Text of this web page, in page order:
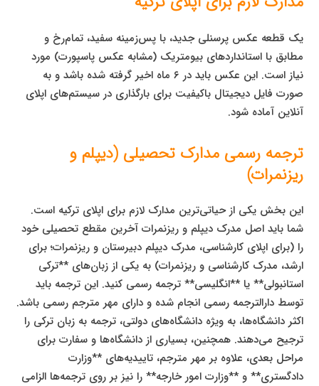
یک قطعه عکس پرسنلی جدید، با پس‌زمینه سفید، تمام‌رخ و
مطابق با استانداردهای بیومتریک (مشابه عکس پاسپورت) مورد
نیاز است. این عکس باید در ۶ ماه اخیر گرفته شده باشد و به
صورت فایل دیجیتال باکیفیت برای بارگذاری در سیستم‌های اپلای
آنلاین آماده شود.
ترجمه رسمی مدارک تحصیلی (دیپلم و
ریزنمرات)
این بخش یکی از حیاتی‌ترین مدارک لازم برای اپلای ترکیه است.
شما باید اصل مدرک دیپلم و ریزنمرات آخرین مقطع تحصیلی خود
را (برای اپلای کارشناسی، مدرک دیپلم دبیرستان و ریزنمرات؛ برای
ارشد، مدرک کارشناسی و ریزنمرات) به یکی از زبان‌های **ترکی
استانبولی** یا **انگلیسی** ترجمه رسمی کنید. این ترجمه باید
توسط دارالترجمه رسمی انجام شده و دارای مهر مترجم رسمی باشد.
اکثر دانشگاه‌ها، به ویژه دانشگاه‌های دولتی، ترجمه به زبان ترکی را
ترجیح می‌دهند. همچنین، بسیاری از دانشگاه‌ها و سفارت برای
مراحل بعدی، علاوه بر مهر مترجم، تاییدیه‌های **وزارت
دادگستری** و **وزارت امور خارجه** را نیز بر روی ترجمه‌ها الزامی